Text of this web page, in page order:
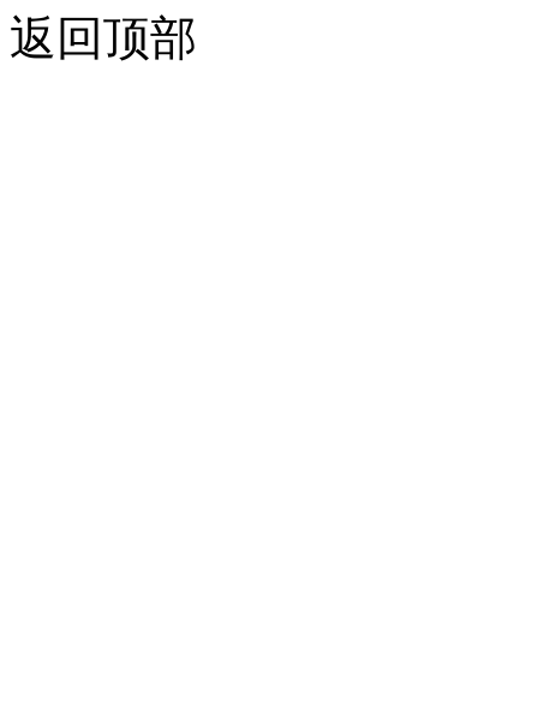
返回顶部